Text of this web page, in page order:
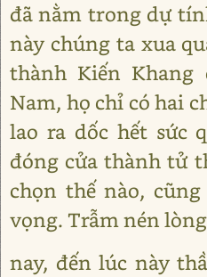
đã nằm trong dự
này chúng ta xua
thành Kiến Khang
Nam, họ chỉ có hai
lao ra dốc hết sức
đóng cửa thành tử
chọn thế nào,
vọng. Trẫm nén
nay, đến lúc này